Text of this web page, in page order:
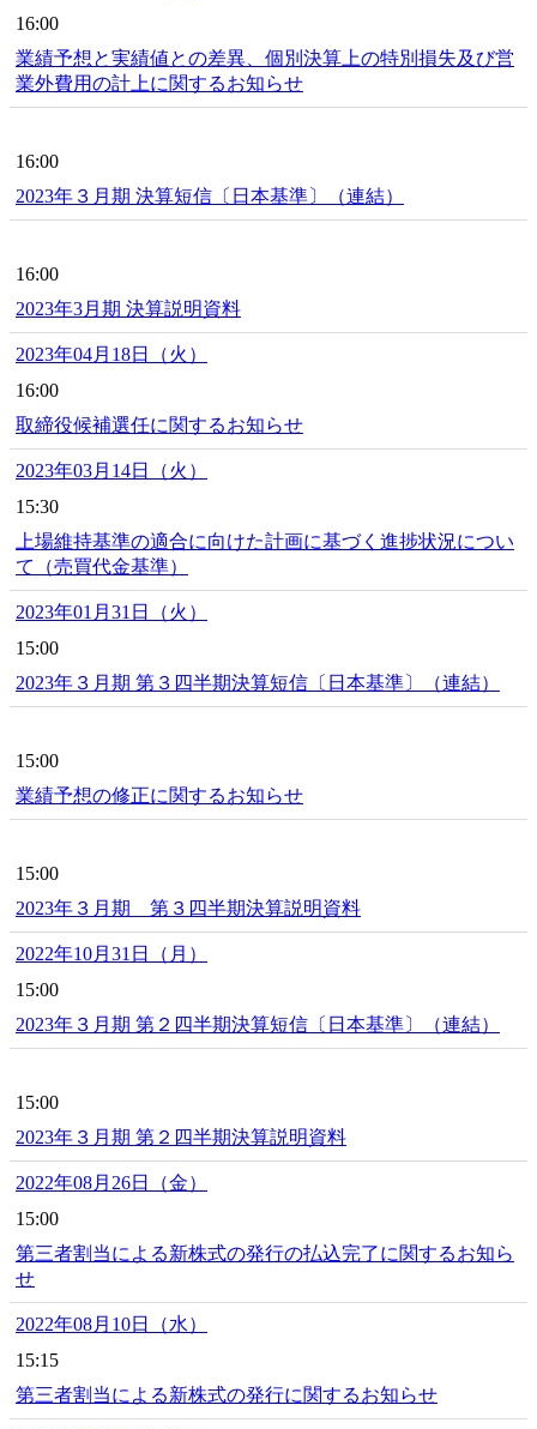
16:00
業績予想と実績値との差異、個別決算上の特別損失及び営
業外費用の計上に関するお知らせ
16:00
2023年３月期 決算短信〔日本基準〕（連結）
16:00
2023年3月期 決算説明資料
2023年04月18日（火）
16:00
取締役候補選任に関するお知らせ
2023年03月14日（火）
15:30
上場維持基準の適合に向けた計画に基づく進捗状況につい
て（売買代金基準）
2023年01月31日（火）
15:00
2023年３月期 第３四半期決算短信〔日本基準〕（連結）
15:00
業績予想の修正に関するお知らせ
15:00
2023年３月期 第３四半期決算説明資料
2022年10月31日（月）
15:00
2023年３月期 第２四半期決算短信〔日本基準〕（連結）
15:00
2023年３月期 第２四半期決算説明資料
2022年08月26日（金）
15:00
第三者割当による新株式の発行の払込完了に関するお知ら
せ
2022年08月10日（水）
15:15
第三者割当による新株式の発行に関するお知らせ